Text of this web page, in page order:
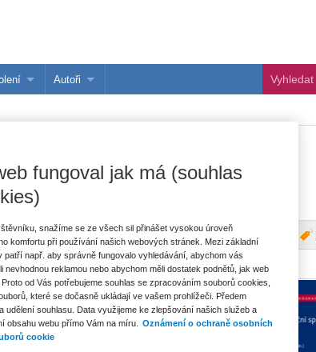
Autoři
Akce Novinky Připravujeme
fungoval jak má (souhlas
snažíme se ze všech sil přinášet vysokou úroveň
komfortu při používání našich webových stránek. Mezi základní
patří např. aby správně fungovalo vyhledávání, abychom vás
nevhodnou reklamou nebo abychom měli dostatek podnětů, jak web
od Vás potřebujeme souhlas se zpracováním souborů cookies,
které se dočasně ukládají ve vašem prohlížeči. Předem
udělení souhlasu. Data využijeme ke zlepšování našich služeb a
obsahu webu přímo Vám na míru.
Oznámení o ochraně osobních
cookie